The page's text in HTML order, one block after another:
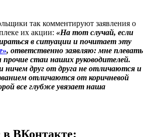
так комментируют заявления о
их акции: «На тот случай, если
в ситуации и почитает эту
, ответственно заявляю: мне плевать
стаи наших руководителей.
ничем друг от друга не отличаются и
отличаются от коричневой
все глубже увязает наша
в ВКонтакте: